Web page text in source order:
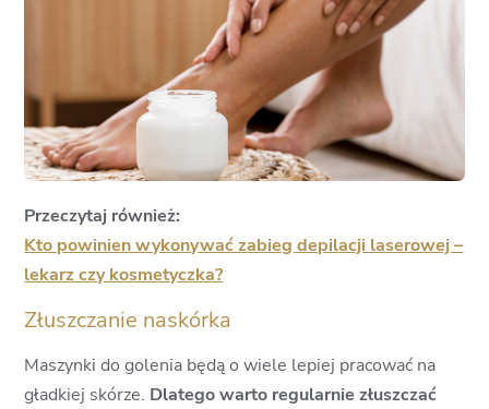
Przeczytaj również:
Kto powinien wykonywać zabieg depilacji laserowej –
lekarz czy kosmetyczka?
Złuszczanie naskórka
Maszynki do golenia będą o wiele lepiej pracować na
gładkiej skórze. Dlatego warto regularnie złuszczać